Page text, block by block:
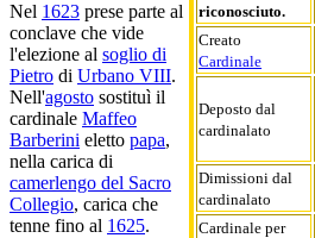
riconosciuto.
Creato
Cardinale
Deposto dal
cardinalato
Dimissioni dal
cardinalato
Cardinale per
Nel 1623 prese parte al
conclave che vide
l'elezione al soglio di
Pietro di Urbano VIII.
Nell'agosto sostituì il
cardinale Maffeo
Barberini eletto papa,
nella carica di
camerlengo del Sacro
Collegio, carica che
tenne fino al 1625.